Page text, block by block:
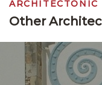
ARCHITECTONIC
Other